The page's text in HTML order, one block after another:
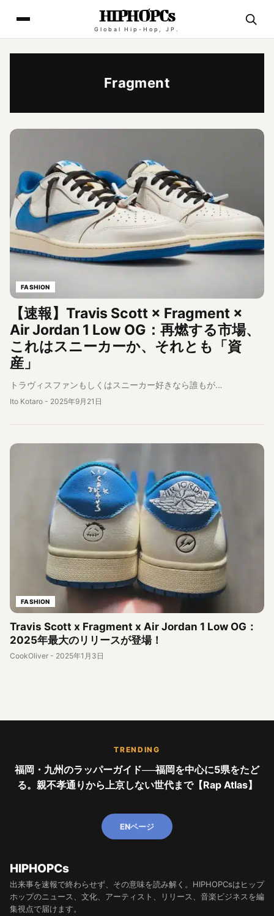
HIPHOPCs
Global Hip-Hop, JP.
Fragment
FASHION
【速報】Travis Scott × Fragment ×
Air Jordan 1 Low OG：再燃する市場、
これはスニーカーか、それとも「資
産」
トラヴィスファンもしくはスニーカー好きなら誰もが…
Ito Kotaro - 2025年9月21日
FASHION
Travis Scott x Fragment x Air Jordan 1 Low OG：
2025年最大のリリースが登場！
CookOliver - 2025年1月3日
TRENDING
福岡・九州のラッパーガイド──福岡を中心に5県をたど
る。親不孝通りから上京しない世代まで【Rap Atlas】
ENページ
HIPHOPCs
出来事を速報で終わらせず、その意味を読み解く。HIPHOPCsはヒップ
ホップのニュース、文化、アーティスト、リリース、音楽ビジネスを編
集視点で届けます。